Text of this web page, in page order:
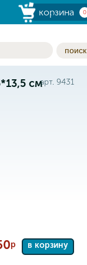
корзина 0
поиск
смарт. 9431
р в корзину